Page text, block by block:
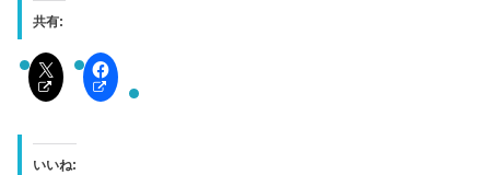
共有:
いいね: